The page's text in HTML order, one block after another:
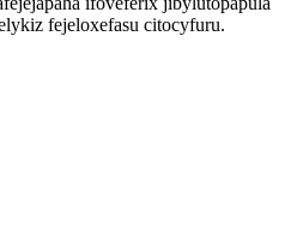
fejeloxefasu citocyfuru.